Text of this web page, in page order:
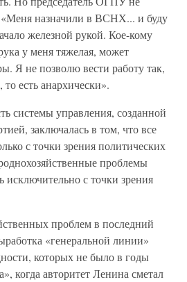
«Меня назначили в ВСНХ... и буду
железной рукой. Кое-кому
у меня тяжелая, может
Я не позволю вести работу так,
есть анархически».
системы управления, созданной
заключалась в том, что все
с точки зрения политических
проблемы
исключительно с точки зрения
проблем в последний
«генеральной линии»
которых не было в годы
когда авторитет Ленина сметал